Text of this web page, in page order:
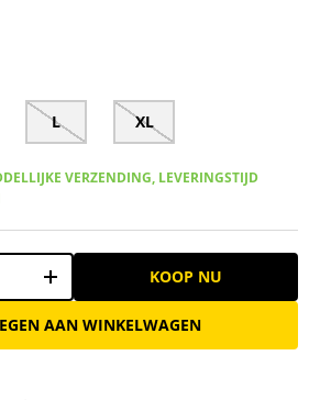
L XL
VERZENDING, LEVERINGSTIJD
+ KOOP NU
AAN WINKELWAGEN